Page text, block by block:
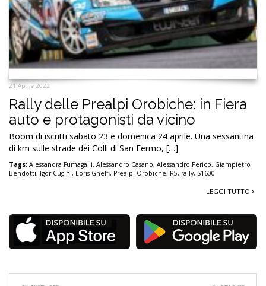
21 Aprile 2022
Rally delle Prealpi Orobiche: in Fiera
auto e protagonisti da vicino
Boom di iscritti sabato 23 e domenica 24 aprile. Una sessantina
di km sulle strade dei Colli di San Fermo, […]
Tags: Alessandra Fumagalli, Alessandro Casano, Alessandro Perico, Giampietro
Bendotti, Igor Cugini, Loris Ghelfi, Prealpi Orobiche, R5, rally, S1600
LEGGI TUTTO